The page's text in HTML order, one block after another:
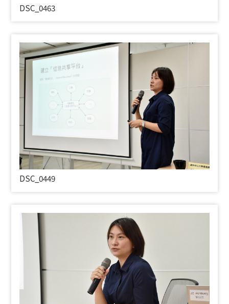
DSC_0463
DSC_0449